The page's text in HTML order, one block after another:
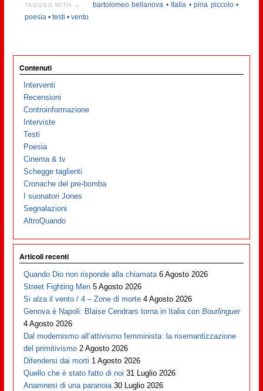
TAGGED WITH → bartolomeo bellanova • Italia •pina piccolo•
poesia• testi • vento
Contenuti
Interventi
Recensioni
Controinformazione
Interviste
Testi
Poesia
Cinema & tv
Schegge taglienti
Cronache del pre-bomba
I suonatori Jones
Segnalazioni
AltroQuando
Articoli recenti
Quando Dio non risponde alla chiamata 6 Agosto 2026
Street Fighting Men 5 Agosto 2026
Si alza il vento / 4 – Zone di morte 4 Agosto 2026
Genova è Napoli: Blaise Cendrars torna in Italia conBourlinguer
4 Agosto 2026
Dal modernismo all’attivismo femminista: la risemantizzazione
del primitivismo 2 Agosto 2026
Difendersi dai morti 1 Agosto 2026
Quello che è stato fatto di noi 31 Luglio 2026
Anamnesi di una paranoia 30 Luglio 2026